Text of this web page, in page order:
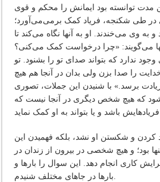
مدت توانسته بود ایمانش را محکم و قوی
در طی شکنجه، فریاد کمک برمی‌می‌آورد؛
به وی می‌خندند. او به آنها نگاه می‌کند تا
می‌گویند: «چرا درخواست کمک می‌کنی؟
ندارد که بتواند صدای تو را بشنود. تو
را صدا بزن ولی بدان در آنجا هم هیچ
برسد.» با شنیدن این جملات، تصوری
که هیچ شخص دیگری در آنجا نیست که
کردن و شکستن او نشد، بلکه فهمیدن این
بود؛ و هیچ شخصی در بیرون از زندان در
کاری انجام دهد. این سوال را بارها و
بارها در جاهای مختلف شنیدم.